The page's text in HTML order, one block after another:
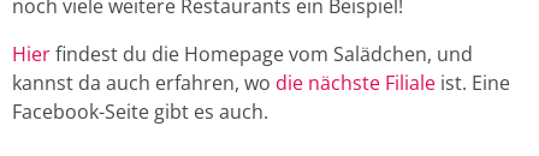
noch viele weitere Restaurants ein Beispiel!
Hierfindest du die Homepage vom Salädchen, und
kannst da auch erfahren, wo die nächste Filiale ist. Eine
Facebook-Seite gibt es auch.